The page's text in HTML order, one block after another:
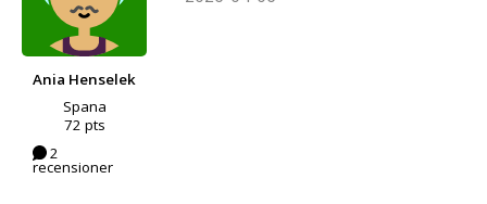
Ania Henselek
Spana
72 pts
2
recensioner